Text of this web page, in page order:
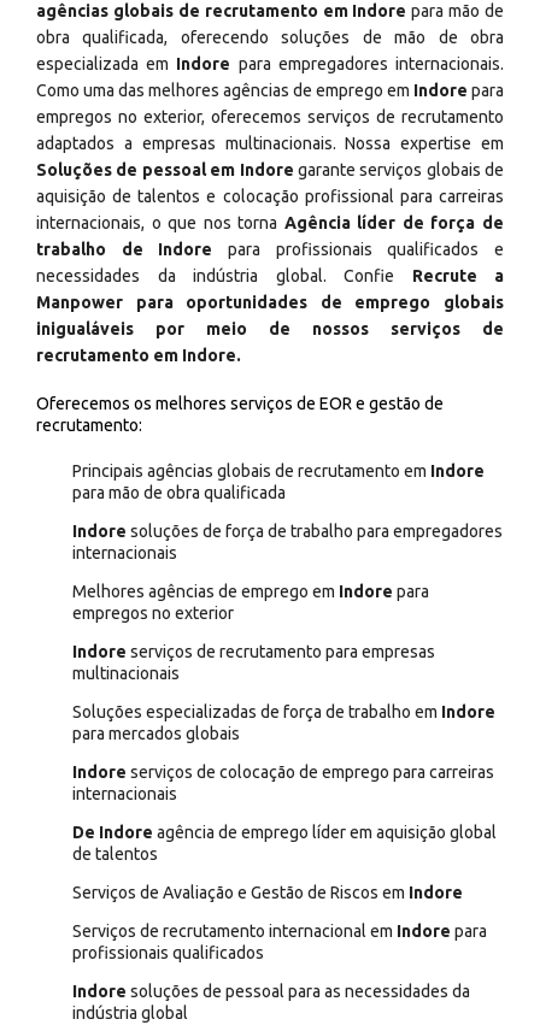
agências globais de recrutamento em Indore para mão de
obra qualificada, oferecendo soluções de mão de obra
especializada em Indore para empregadores internacionais.
Como uma das melhores agências de emprego em Indore para
empregos no exterior, oferecemos serviços de recrutamento
adaptados a empresas multinacionais. Nossa expertise em
Soluções de pessoal em Indore garante serviços globais de
aquisição de talentos e colocação profissional para carreiras
internacionais, o que nos torna Agência líder de força de
trabalho de Indore para profissionais qualificados e
necessidades da indústria global. Confie Recrute a
Manpower para oportunidades de emprego globais
inigualáveis por meio de nossos serviços de
recrutamento em Indore.
Oferecemos os melhores serviços de EOR e gestão de
recrutamento:
Principais agências globais de recrutamento em Indore
para mão de obra qualificada
Indore soluções de força de trabalho para empregadores
internacionais
Melhores agências de emprego em Indore para
empregos no exterior
Indore serviços de recrutamento para empresas
multinacionais
Soluções especializadas de força de trabalho em Indore
para mercados globais
Indore serviços de colocação de emprego para carreiras
internacionais
De Indore agência de emprego líder em aquisição global
de talentos
Serviços de Avaliação e Gestão de Riscos em Indore
Serviços de recrutamento internacional em Indore para
profissionais qualificados
Indore soluções de pessoal para as necessidades da
indústria global